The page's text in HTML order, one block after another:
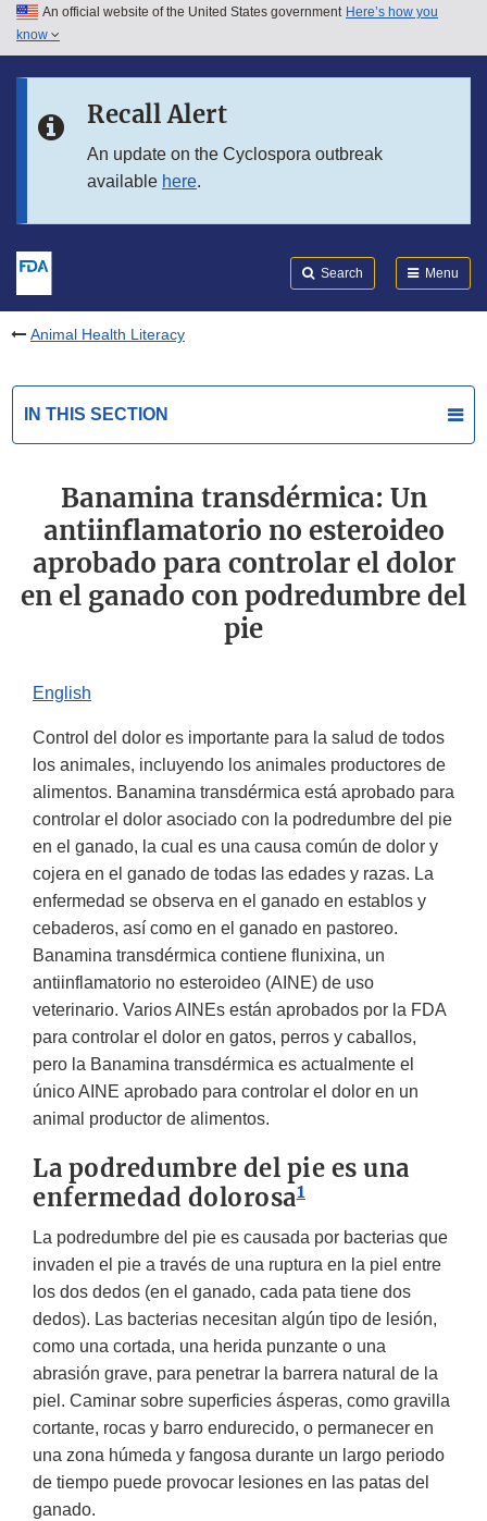
Skip to main content
Skip to in this section menu
An official website of the United States government Here’s how you
know
Recall Alert
An update on the Cyclospora outbreak
available here.
Search Menu
Animal Health Literacy
IN THIS SECTION
Banamina transdérmica: Un
antiinflamatorio no esteroideo
aprobado para controlar el dolor
en el ganado con podredumbre del
pie
English
Control del dolor es importante para la salud de todos
los animales, incluyendo los animales productores de
alimentos. Banamina transdérmica está aprobado para
controlar el dolor asociado con la podredumbre del pie
en el ganado, la cual es una causa común de dolor y
cojera en el ganado de todas las edades y razas. La
enfermedad se observa en el ganado en establos y
cebaderos, así como en el ganado en pastoreo.
Banamina transdérmica contiene flunixina, un
antiinflamatorio no esteroideo (AINE) de uso
veterinario. Varios AINEs están aprobados por la FDA
para controlar el dolor en gatos, perros y caballos,
pero la Banamina transdérmica es actualmente el
único AINE aprobado para controlar el dolor en un
animal productor de alimentos.
La podredumbre del pie es una
enfermedad dolorosa1
La podredumbre del pie es causada por bacterias que
invaden el pie a través de una ruptura en la piel entre
los dos dedos (en el ganado, cada pata tiene dos
dedos). Las bacterias necesitan algún tipo de lesión,
como una cortada, una herida punzante o una
abrasión grave, para penetrar la barrera natural de la
piel. Caminar sobre superficies ásperas, como gravilla
cortante, rocas y barro endurecido, o permanecer en
una zona húmeda y fangosa durante un largo periodo
de tiempo puede provocar lesiones en las patas del
ganado.